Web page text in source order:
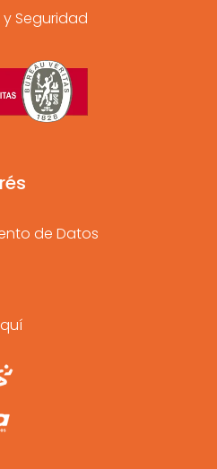
c
e
b
o
k
u
t
b
Seguridad
de Datos